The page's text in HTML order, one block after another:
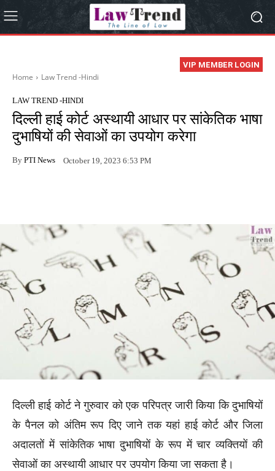
VIP MEMBER LOGIN
Home Law Trend -Hindi
LAW TREND -HINDI
दिल्ली हाई कोर्ट अस्थायी आधार पर सांकेतिक भाषा
दुभाषियों की सेवाओं का उपयोग करेगा
By PTI News October 19, 2023 6:53 PM
दिल्ली हाई कोर्ट ने गुरुवार को एक परिपत्र जारी किया कि दुभाषियों
के पैनल को अंतिम रूप दिए जाने तक यहां हाई कोर्ट और जिला
अदालतों में सांकेतिक भाषा दुभाषियों के रूप में चार व्यक्तियों की
सेवाओं का अस्थायी आधार पर उपयोग किया जा सकता है।